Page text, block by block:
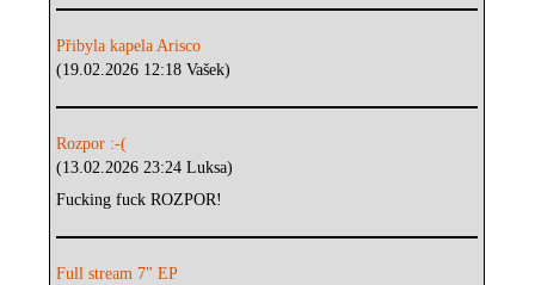
Přibyla kapela Arisco
(19.02.2026 12:18 Vašek)
Rozpor :-(
(13.02.2026 23:24 Luksa)
Fucking fuck ROZPOR!
Full stream 7" EP